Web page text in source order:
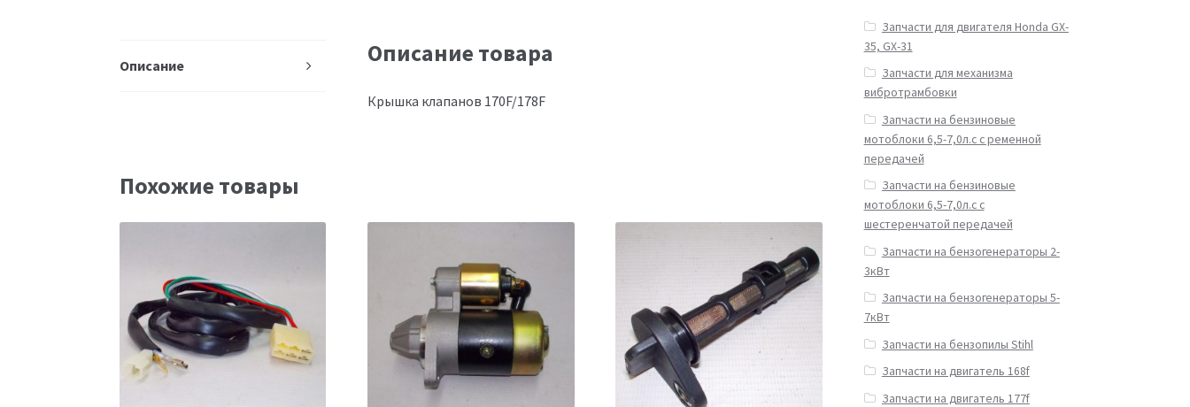
Описание Описание товара
Крышка клапанов 170F/178F
Похожие товары
Запчасти для двигателя Honda GX-
35, GX-31
Запчасти для механизма
вибротрамбовки
Запчасти на бензиновые
мотоблоки 6,5-7,0л.с с ременной
передачей
Запчасти на бензиновые
мотоблоки 6,5-7,0л.с с
шестеренчатой передачей
Запчасти на бензогенераторы 2-
3кВт
Запчасти на бензогенераторы 5-
7кВт
Запчасти на бензопилы Stihl
Запчасти на двигатель 168f
Запчасти на двигатель 177f